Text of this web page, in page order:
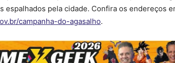
espalhados pela cidade. Confira os endereços
campanha-do-agasalho.